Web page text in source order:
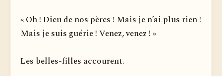
« Oh ! Dieu de nos pères ! Mais je n’ai plus rien !
Mais je suis guérie ! Venez, venez ! »
Les belles-filles accourent.